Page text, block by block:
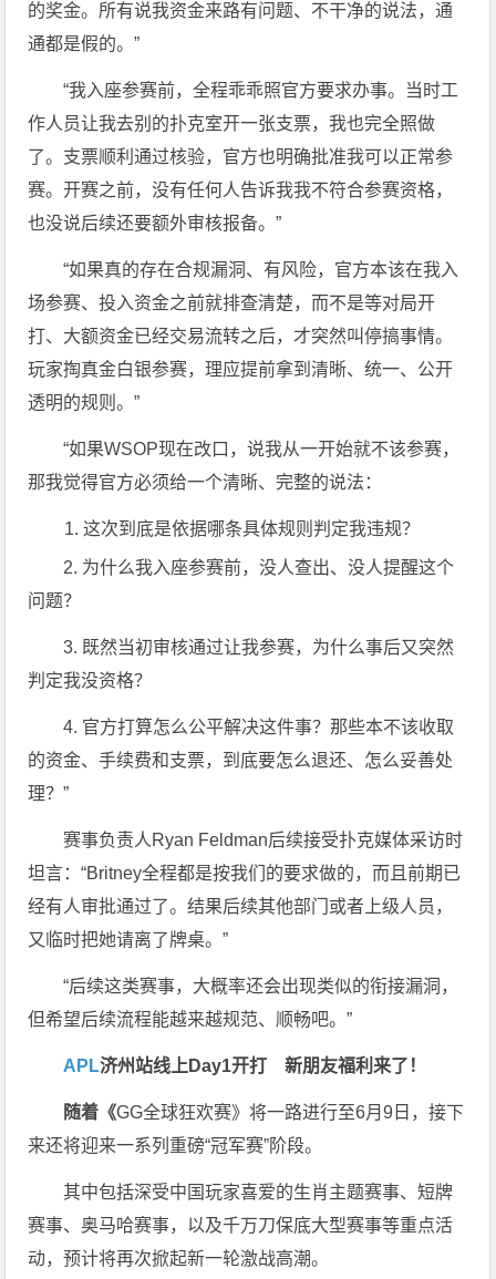
的奖金。所有说我资金来路有问题、不干净的说法，通
通都是假的。”
“我入座参赛前，全程乖乖照官方要求办事。当时工
作人员让我去别的扑克室开一张支票，我也完全照做
了。支票顺利通过核验，官方也明确批准我可以正常参
赛。开赛之前，没有任何人告诉我我不符合参赛资格，
也没说后续还要额外审核报备。”
“如果真的存在合规漏洞、有风险，官方本该在我入
场参赛、投入资金之前就排查清楚，而不是等对局开
打、大额资金已经交易流转之后，才突然叫停搞事情。
玩家掏真金白银参赛，理应提前拿到清晰、统一、公开
透明的规则。”
“如果WSOP现在改口，说我从一开始就不该参赛，
那我觉得官方必须给一个清晰、完整的说法：
这次到底是依据哪条具体规则判定我违规？
2. 为什么我入座参赛前，没人查出、没人提醒这个
问题？
3. 既然当初审核通过让我参赛，为什么事后又突然
判定我没资格？
4. 官方打算怎么公平解决这件事？那些本不该收取
的资金、手续费和支票，到底要怎么退还、怎么妥善处
理？”
赛事负责人Ryan Feldman后续接受扑克媒体采访时
坦言：“Britney全程都是按我们的要求做的，而且前期已
经有人审批通过了。结果后续其他部门或者上级人员，
又临时把她请离了牌桌。”
“后续这类赛事，大概率还会出现类似的衔接漏洞，
但希望后续流程能越来越规范、顺畅吧。”
APL济州站线上Day1开打新朋友福利来了！
随着《GG全球狂欢赛》将一路进行至6月9日，接下
来还将迎来一系列重磅“冠军赛”阶段。
其中包括深受中国玩家喜爱的生肖主题赛事、短牌
赛事、奥马哈赛事，以及千万刀保底大型赛事等重点活
动，预计将再次掀起新一轮激战高潮。